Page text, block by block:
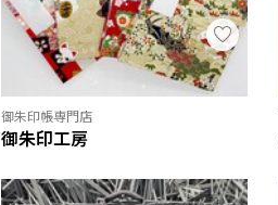
御朱印帳専門店
御朱印工房